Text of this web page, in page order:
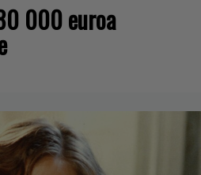
000 euroa